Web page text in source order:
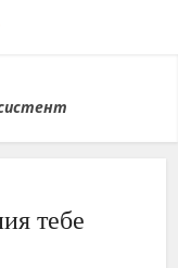
тебе